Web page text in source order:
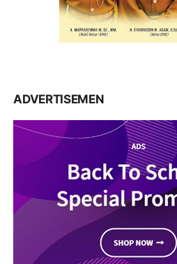
ADVERTISEMEN